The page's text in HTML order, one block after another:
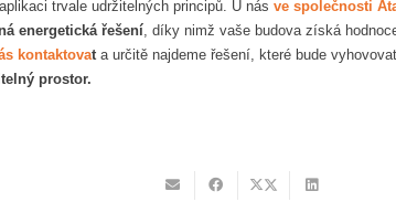
trvale udržitelných principů. U nás ve společnosti
energetická řešení, díky nimž vaše budova získá
kontaktovat a určitě najdeme řešení, které bude
prostor.